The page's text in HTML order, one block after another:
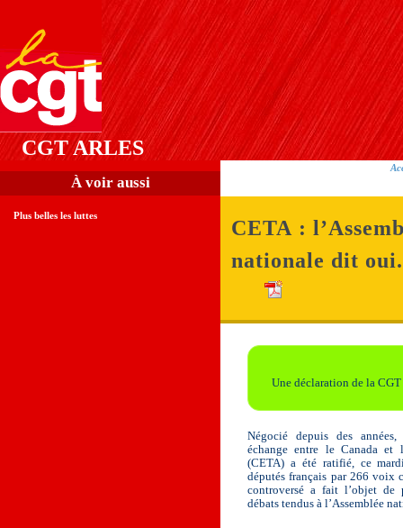
CGT ARLES
CETA :
nationale dit
Une déclaration de la
Négocié depuis des
échange entre le Canada et
(CETA) a été ratifié, ce
députés français par 266 voix
controversé a fait l’objet de
débats tendus à l’Assemblée
À voir aussi
Plus belles les luttes